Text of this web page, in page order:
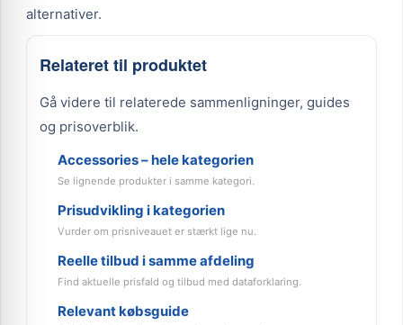
alternativer.
Relateret til produktet
Gå videre til relaterede sammenligninger, guides
og prisoverblik.
Accessories – hele kategorien
Se lignende produkter i samme kategori.
Prisudvikling i kategorien
Vurder om prisniveauet er stærkt lige nu.
Reelle tilbud i samme afdeling
Find aktuelle prisfald og tilbud med dataforklaring.
Relevant købsguide